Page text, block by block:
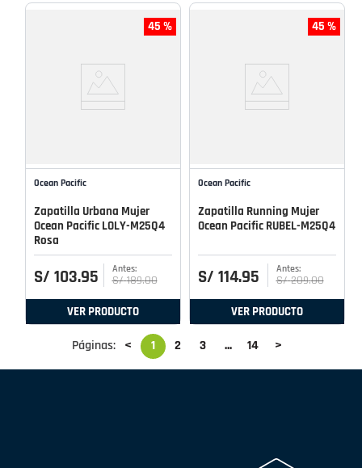
45 %
Ocean Pacific
Zapatilla Urbana Mujer
Ocean Pacific LOLY-M25Q4
Rosa
S/ 103.95 S/ 189.00
VER PRODUCTO
45 %
Ocean Pacific
Zapatilla Running Mujer
Ocean Pacific RUBEL-M25Q4
S/ 114.95 S/ 209.00
VER PRODUCTO
Páginas: < 1 2 3 ... 14 >